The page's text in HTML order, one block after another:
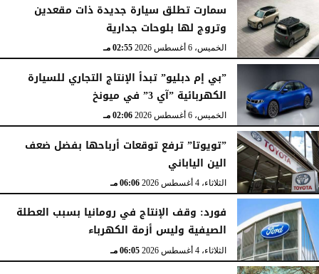
سمارت تطلق سيارة جديدة ذات مقعدين
وتروج لها بلوحات جدارية
الخميس، 6 أغسطس 2026 02:55 مـ
”بي إم دبليو” تبدأ الإنتاج التجاري للسيارة
الكهربائية ”آي 3” في ميونخ
الخميس، 6 أغسطس 2026 02:06 مـ
”تويوتا” ترفع توقعات أرباحها بفضل ضعف
الين الياباني
الثلاثاء، 4 أغسطس 2026 06:06 مـ
فورد: وقف الإنتاج في رومانيا بسبب العطلة
الصيفية وليس أزمة الكهرباء
الثلاثاء، 4 أغسطس 2026 06:05 مـ